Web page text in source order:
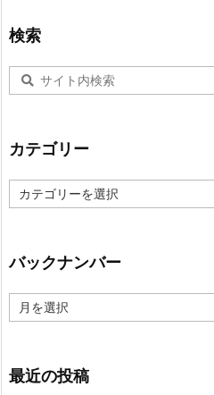
検索
カテゴリー
テ
ー
バックナンバー
ッ
ン
バ
最近の投稿